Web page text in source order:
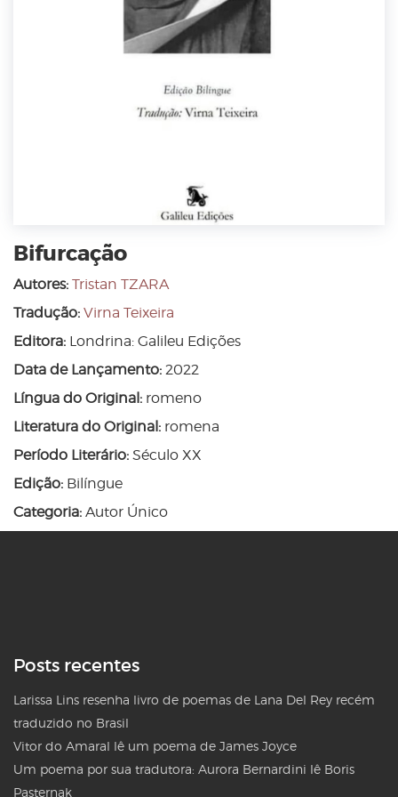
Bifurcação
Autores: Tristan TZARA
Tradução: Virna Teixeira
Editora: Londrina: Galileu Edições
Data de Lançamento: 2022
Língua do Original: romeno
Literatura do Original: romena
Período Literário: Século XX
Edição: Bilíngue
Categoria: Autor Único
Posts recentes
Larissa Lins resenha livro de poemas de Lana Del Rey recém
traduzido no Brasil
Vitor do Amaral lê um poema de James Joyce
Um poema por sua tradutora: Aurora Bernardini lê Boris
Pasternak